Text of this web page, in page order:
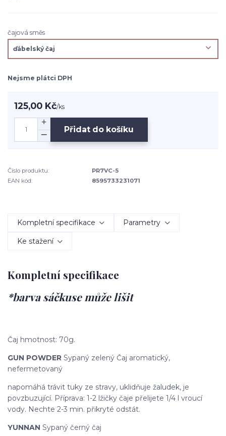
čajová směs
Nejsme plátci DPH
125,00 Kč/ks
Přidat do košíku
Číslo produktu:
PR7VC-5
EAN kód:
8595733231071
Kompletní specifikace Parametry
Ke stažení
Kompletní specifikace
*barva sáčkuse může lišit
Čaj hmotnost: 70g.
GUN POWDER Sypaný zelený Čaj aromatický,
nefermetovaný
napomáhá trávit tuky ze stravy, uklidňuje žaludek, je
povzbuzující. Příprava: 1-2 lžičky čaje přelijete 1/4 l vroucí
vody. Nechte 2-3 min. přikryté odstát.
YUNNAN Sypaný černý čaj